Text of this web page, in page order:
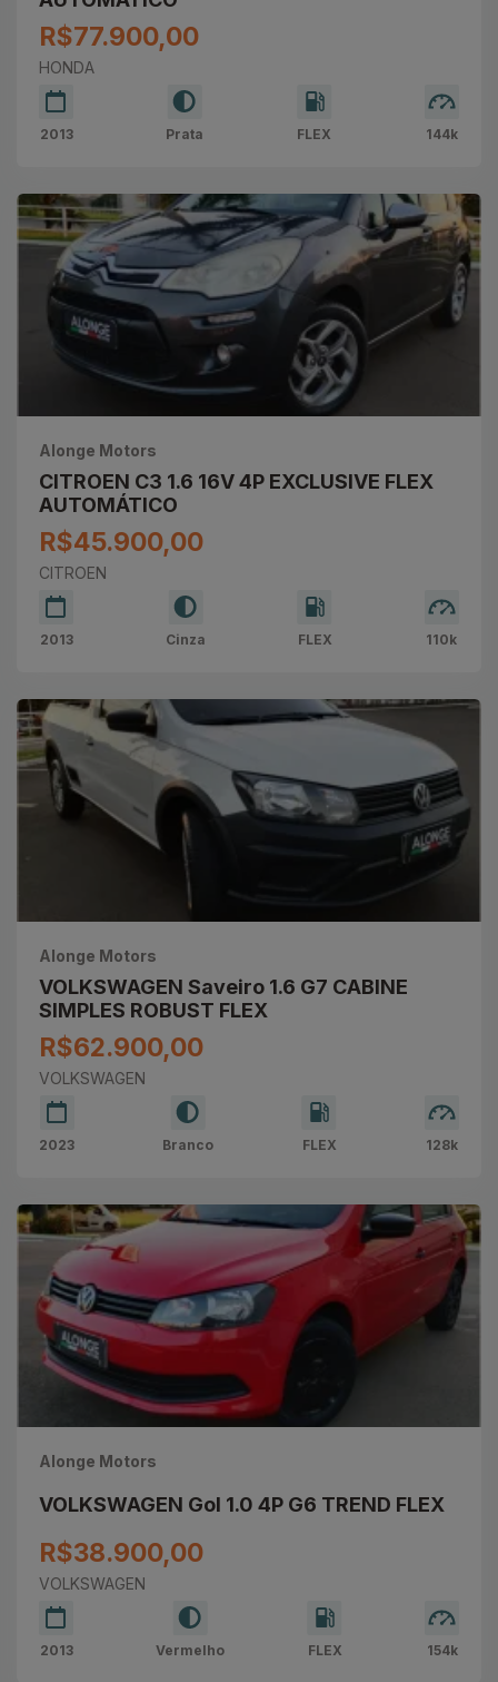
R$77.900,00
HONDA
2013 Prata FLEX 144k
Alonge Motors
CITROEN C3 1.6 16V 4P EXCLUSIVE FLEX
AUTOMÁTICO
R$45.900,00
CITROEN
2013 Cinza FLEX 110k
Alonge Motors
VOLKSWAGEN Saveiro 1.6 G7 CABINE
SIMPLES ROBUST FLEX
R$62.900,00
VOLKSWAGEN
2023 Branco FLEX 128k
Alonge Motors
VOLKSWAGEN Gol 1.0 4P G6 TREND FLEX
R$38.900,00
VOLKSWAGEN
2013 Vermelho FLEX 154k